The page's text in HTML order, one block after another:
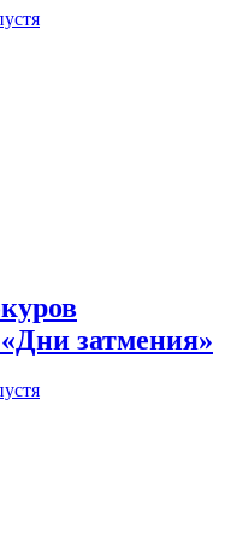
затмения»